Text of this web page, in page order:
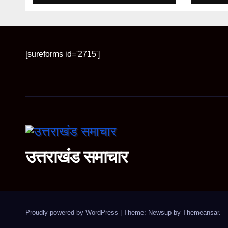
[sureforms id='2715']
उत्तराखंड समाचार
Proudly powered by WordPress Theme: Newsup by Themeansar.